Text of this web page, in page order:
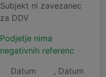
Subjekt ni zavezanec
za DDV
Podjetje nima
negativnih referenc
Datum
, Datum